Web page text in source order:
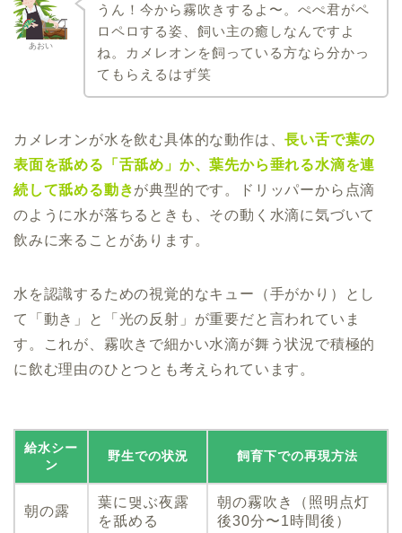
あおい
うん！今から霧吹きするよ〜。ぺぺ君がペ
ロペロする姿、飼い主の癒しなんですよ
ね。カメレオンを飼っている方なら分かっ
てもらえるはず笑
カメレオンが水を飲む具体的な動作は、長い舌で葉の
表面を舐める「舌舐め」か、葉先から垂れる水滴を連
続して舐める動きが典型的です。ドリッパーから点滴
のように水が落ちるときも、その動く水滴に気づいて
飲みに来ることがあります。
水を認識するための視覚的なキュー（手がかり）とし
て「動き」と「光の反射」が重要だと言われていま
す。これが、霧吹きで細かい水滴が舞う状況で積極的
に飲む理由のひとつとも考えられています。
給水シー
ン
野生での状況 飼育下での再現方法
朝の露
葉に맺ぶ夜露
を舐める
朝の霧吹き（照明点灯
後30分〜1時間後）